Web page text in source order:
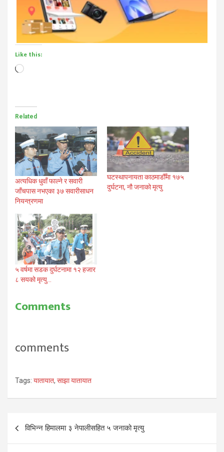
Like this:
Loading…
Related
अत्यधिक धुवाँ फाल्ने र सवारी
जाँचपास नभएका ३७ सवारीसाधन
नियन्त्रणमा
घटस्थापनायता काठमाडौँमा १७५
दुर्घटना, नौ जनाको मृत्यु
५ वर्षमा सडक दुर्घटनामा १२ हजार
८ सयको मृत्यु…
Comments
comments
Tags: यातायात, साझा यातायात
Post
navigation
विभिन्न हिमालमा ३ नेपालीसहित ५ जनाको मृत्यु